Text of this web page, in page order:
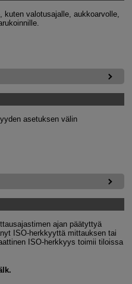
valotusajalle, aukkoarvolle,
asetuksen välin
ajan päätyttyä
ISO-herkkyyttä mittauksen tai
ISO-herkkyys toimii tiloissa